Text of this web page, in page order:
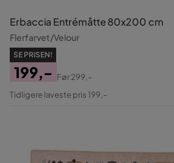
Erbaccia Entrémåtte 80x200 cm
Flerfarvet/Velour
SE PRISEN!
Pris
199,-
Original
Før299,-
Tidligere laveste pris 199,-